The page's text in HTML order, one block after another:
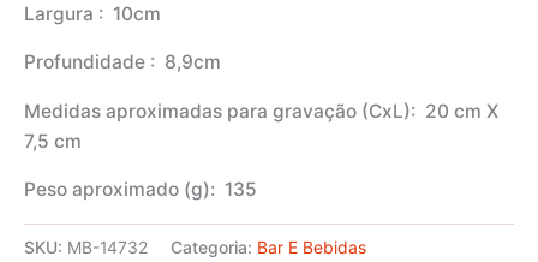
Largura : 10cm
Profundidade : 8,9cm
Medidas aproximadas para gravação (CxL): 20 cm X
7,5 cm
Peso aproximado (g): 135
SKU: MB-14732 Categoria: Bar E Bebidas